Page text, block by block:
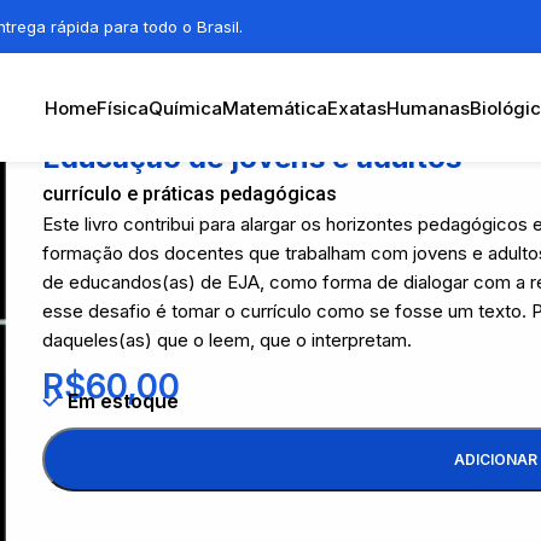
rápida para todo o Brasil.
HomeFísicaQuímicaMatemáticaExatasHumanas
Educação de jovens e adultos
currículo e práticas pedagógicas
Este livro contribui para alargar os horizontes
formação dos docentes que trabalham com jovens e
de educandos(as) de EJA, como forma de dialogar com a
esse desafio é tomar o currículo como se fosse um texto.
daqueles(as) que o leem, que o interpretam.
R$60,00
Em estoque